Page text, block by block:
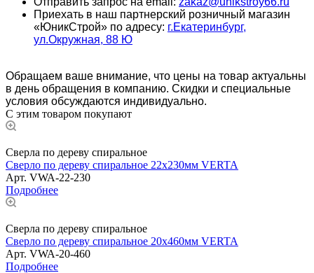
Приехать в наш партнерский розничный магазин
«ЮникСтрой» по адресу: г.Екатеринбург,
ул.Окружная, 88 Ю
Обращаем ваше внимание, что цены на товар актуальны
в день обращения в компанию. Скидки и специальные
условия обсуждаются индивидуально.
С этим товаром покупают
Сверла по дереву спиральное
Сверло по дереву спиральное 22x230мм VERTA
Арт. VWA-22-230
Подробнее
Сверла по дереву спиральное
Сверло по дереву спиральное 20x460мм VERTA
Арт. VWA-20-460
Подробнее